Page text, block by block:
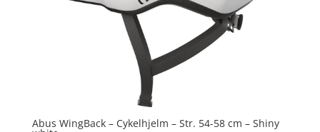
Abus WingBack – Cykelhjelm – Str. 54-58 cm – Shiny